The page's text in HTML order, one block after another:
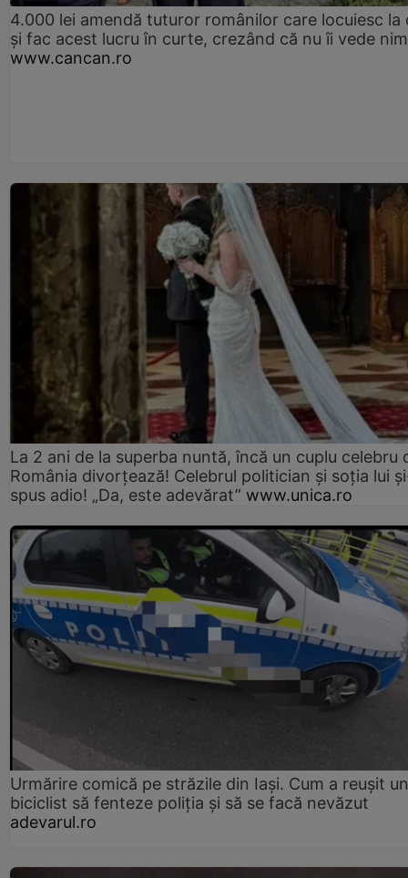
4.000 lei amendă tuturor românilor care locuiesc la
și fac acest lucru în curte, crezând că nu îi vede
www.cancan.ro
La 2 ani de la superba nuntă, încă un cuplu celebru
România divorțează! Celebrul politician și soția lui
spus adio! „Da, este adevărat” www.unica.ro
Urmărire comică pe străzile din Iași. Cum a reușit un
biciclist să fenteze poliția și să se facă nevăzut
adevarul.ro